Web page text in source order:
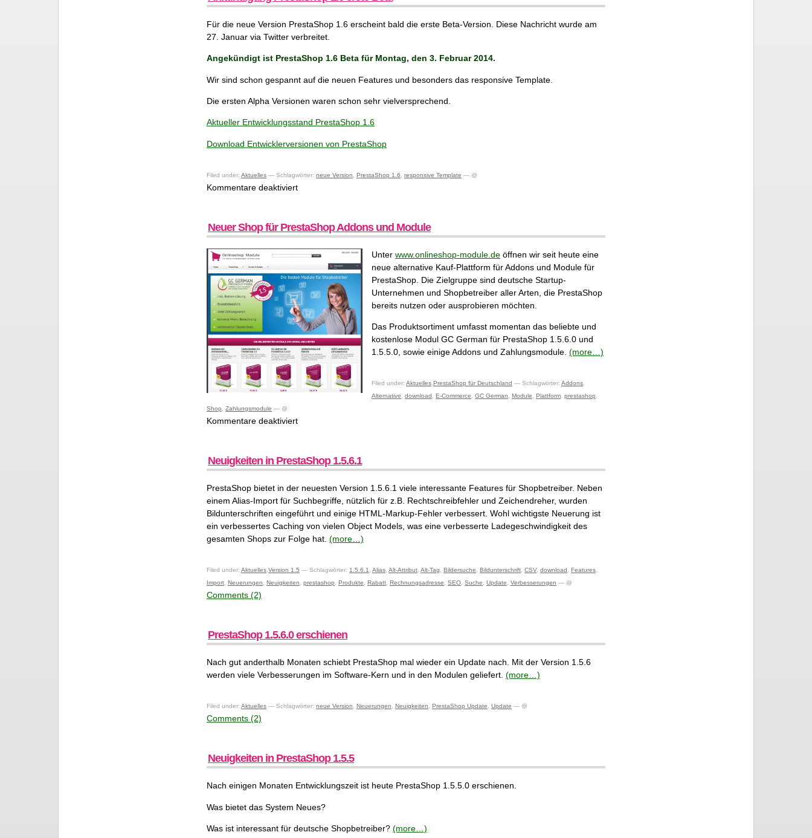
Internet
World
Messe
München
Für die neue Version PrestaShop 1.6 erscheint bald die erste Beta-Version. Diese Nachricht wurde am
27. Januar via Twitter verbreitet.
Angekündigt ist PrestaShop 1.6 Beta für Montag, den 3. Februar 2014.
Wir sind schon gespannt auf die neuen Features und besonders das responsive Template.
Die ersten Alpha Versionen waren schon sehr vielversprechend.
Aktueller Entwicklungsstand PrestaShop 1.6
Download Entwicklerversionen von PrestaShop
Filed under: Aktuelles — Schlagwörter: neue Version PrestaShop 1.6 responsive Template — @
Kommentare deaktiviertfür
1.6
erste
Beta
Neuer Shop für PrestaShop Addons und Module
Unter www.onlineshop-module.de öffnen wir seit heute eine
neue alternative Kauf-Plattform für Addons und Module für
PrestaShop. Die Zielgruppe sind deutsche Startup-
Unternehmen und Shopbetreiber aller Arten, die PrestaShop
bereits nutzen oder ausprobieren möchten.
Das Produktsortiment umfasst momentan das beliebte und
kostenlose Modul GC German für PrestaShop 1.5.6.0 und
1.5.5.0, sowie einige Addons und Zahlungsmodule. (more…)
Filed under: Aktuelles PrestaShop für Deutschland — Schlagwörter: Addons
Alternative
download E-Commerce GC German Module Plattform prestashop
Shop
Zahlungsmodule — @
Kommentare deaktiviertfür
für
PrestaShop
Addons
und
Module
Neuigkeiten in PrestaShop 1.5.6.1
PrestaShop bietet in der neuesten Version 1.5.6.1 viele interessante Features für Shopbetreiber. Neben
einem Alias-Import für Suchbegriffe, nützlich für z.B. Rechtschreibfehler und Zeichendreher, wurden
Bildunterschriften eingeführt und einige HTML-Markup-Fehler verbessert. Wohl wichtigste Neuerung ist
ein verbessertes Caching von vielen Object Models, was eine verbesserte Ladegeschwindigkeit des
gesamten Shops zur Folge hat. (more…)
Filed under: Aktuelles Version 1.5 — Schlagwörter: 1.5.6.1 Alias Alt-Attribut Alt-Tag Bildersuche Bildunterschrift CSV, download Features
Import Neuerungen Neuigkeiten prestashop Produkte Rabatt Rechnungsadresse SEO Suche Update Verbesserungen — @
Comments (2)
PrestaShop 1.5.6.0 erschienen
Nach gut anderthalb Monaten schiebt PrestaShop mal wieder ein Update nach. Mit der Version 1.5.6
werden viele Verbesserungen im Software-Kern und in den Modulen geliefert. (more…)
Filed under: Aktuelles — Schlagwörter: neue Version Neuerungen Neuigkeiten PrestaShop Update Update — @
Comments (2)
Neuigkeiten in PrestaShop 1.5.5
Nach einigen Monaten Entwicklungszeit ist heute PrestaShop 1.5.5.0 erschienen.
Was bietet das System Neues?
Was ist interessant für deutsche Shopbetreiber? (more…)